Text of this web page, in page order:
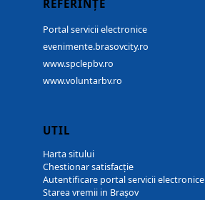
REFERINȚE
Portal servicii electronice
evenimente.brasovcity.ro
www.spclepbv.ro
www.voluntarbv.ro
UTIL
Harta sitului
Chestionar satisfacție
Autentificare portal servicii electronice
Starea vremii in Brașov